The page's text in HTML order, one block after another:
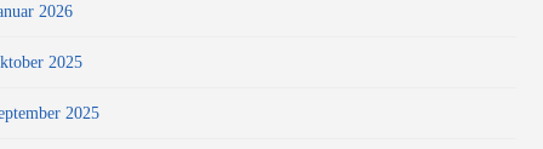
2026
2025
2025